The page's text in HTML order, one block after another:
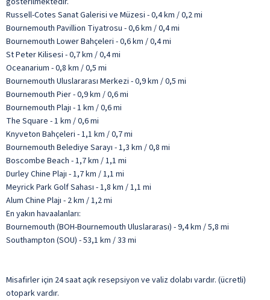
Russell-Cotes Sanat Galerisi ve Müzesi - 0,4 km / 0,2 mi
Bournemouth Pavillion Tiyatrosu - 0,6 km / 0,4 mi
Bournemouth Lower Bahçeleri - 0,6 km / 0,4 mi
St Peter Kilisesi - 0,7 km / 0,4 mi
Oceanarium - 0,8 km / 0,5 mi
Bournemouth Uluslararası Merkezi - 0,9 km / 0,5 mi
Bournemouth Pier - 0,9 km / 0,6 mi
Bournemouth Plajı - 1 km / 0,6 mi
The Square - 1 km / 0,6 mi
Knyveton Bahçeleri - 1,1 km / 0,7 mi
Bournemouth Belediye Sarayı - 1,3 km / 0,8 mi
Boscombe Beach - 1,7 km / 1,1 mi
Durley Chine Plajı - 1,7 km / 1,1 mi
Meyrick Park Golf Sahası - 1,8 km / 1,1 mi
Alum Chine Plajı - 2 km / 1,2 mi
En yakın havaalanları:
Bournemouth (BOH-Bournemouth Uluslararası) - 9,4 km / 5,8 mi
Southampton (SOU) - 53,1 km / 33 mi
Misafirler için 24 saat açık resepsiyon ve valiz dolabı vardır. (ücretli)
otopark vardır.